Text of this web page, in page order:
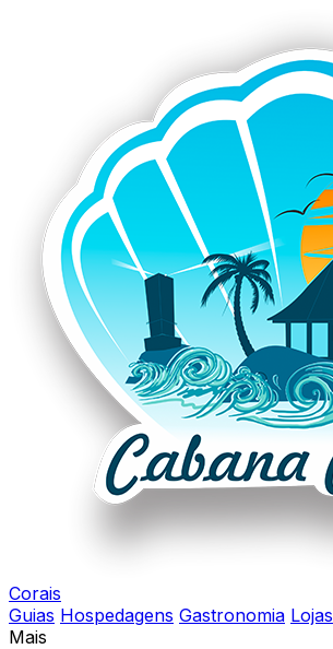
Corais
Guias Hospedagens Gastronomia Lojas
Mais